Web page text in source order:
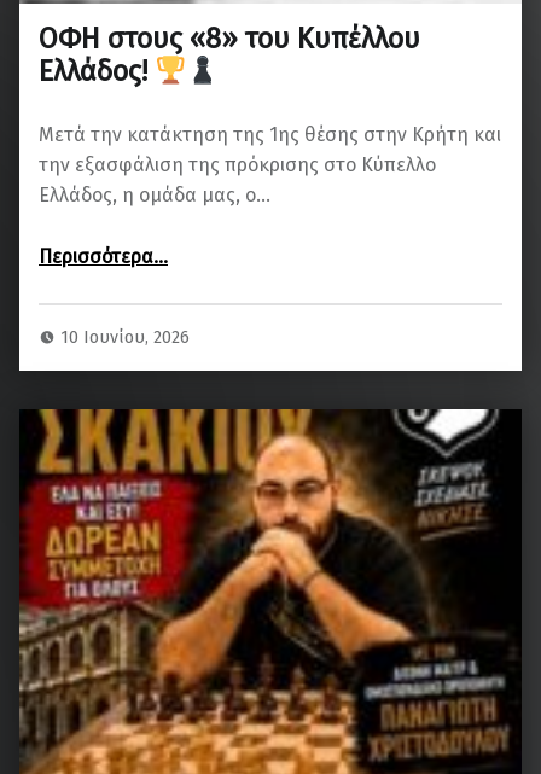
ΟΦΗ στους «8» του Κυπέλλου
Ελλάδος!
Μετά την κατάκτηση της 1ης θέσης στην Κρήτη και
την εξασφάλιση της πρόκρισης στο Κύπελλο
Ελλάδος, η ομάδα μας, ο…
Περισσότερα“ΟΦΗ στους «8» του Κυπέλλου Ελλάδος!
…
10 Ιουνίου, 2026